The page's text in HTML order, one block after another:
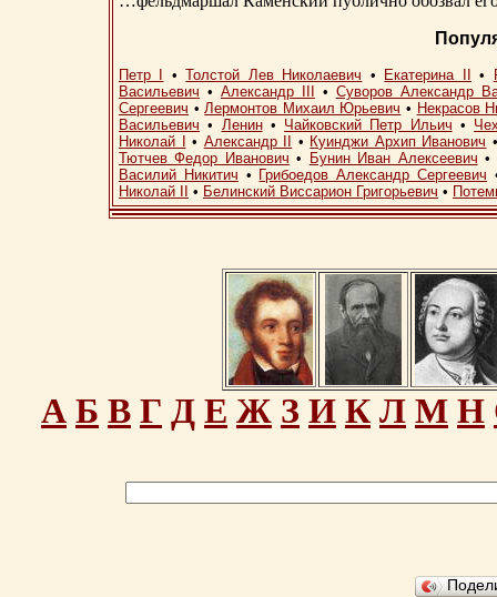
Петр I •Толстой Лев Николаевич • Екатерина II •
Васильевич • Александр III • Суворов Александр
Сергеевич •Лермонтов Михаил Юрьевич • Некрасов
Васильевич • Ленин• Чайковский Петр Ильич •
Николай I
• Александр II • Куинджи Архип Иванович
Тютчев Федор Иванович • Бунин Иван Алексеевич •
Василий Никитич • Грибоедов Александр Сергеевич
Николай II
• Белинский Виссарион Григорьевич •
А Б В Г Д Е Ж З И К Л М Н